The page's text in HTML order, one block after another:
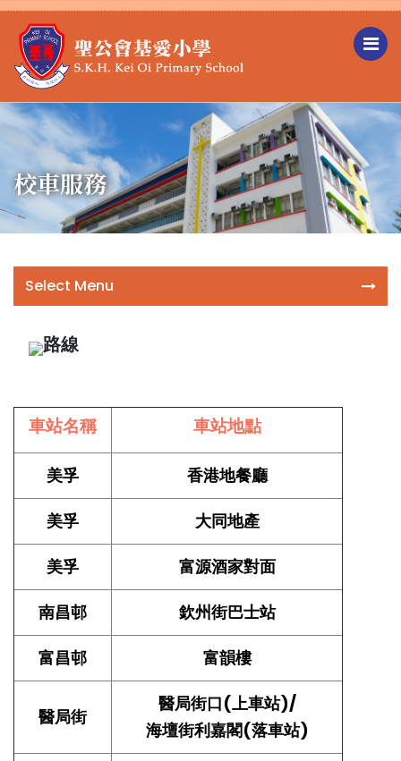
校車服務
Select Menu
路線
車站名稱 車站地點
美孚 香港地餐廳
美孚 大同地產
美孚 富源酒家對面
南昌邨 欽州街巴士站
富昌邨 富韻樓
醫局街
醫局街口(上車站)/
海壇街利嘉閣(落車站)